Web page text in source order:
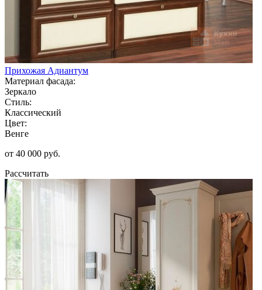
Прихожая Адиантум
Материал фасада:
Зеркало
Стиль:
Классический
Цвет:
Венге
от 40 000 руб.
Рассчитать